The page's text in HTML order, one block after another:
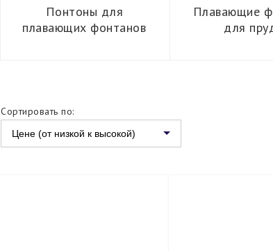
Понтоны для
плавающих фонтанов
Плавающие
для
Сортировать по:
Цене (от низкой к высокой)